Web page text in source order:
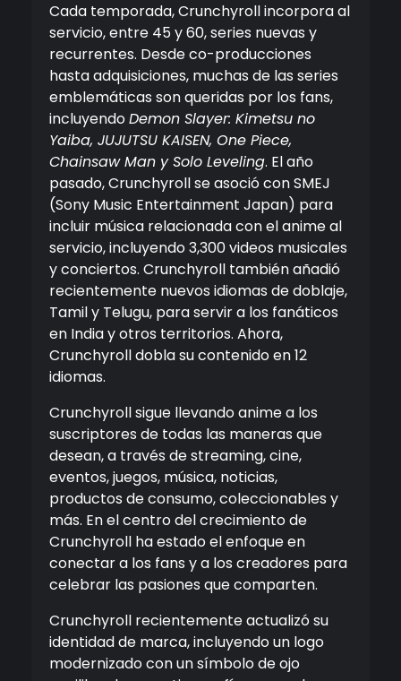
Cada temporada, Crunchyroll incorpora al
servicio, entre 45 y 60, series nuevas y
recurrentes. Desde co-producciones
hasta adquisiciones, muchas de las series
emblemáticas son queridas por los fans,
incluyendoDemon Slayer: Kimetsu no
Yaiba, JUJUTSU KAISEN, One Piece,
Chainsaw Man y Solo Leveling. El año
pasado, Crunchyroll se asoció con SMEJ
(Sony Music Entertainment Japan) para
incluir música relacionada con el anime al
servicio, incluyendo 3,300 videos musicales
y conciertos. Crunchyroll también añadió
recientemente nuevos idiomas de doblaje,
Tamil y Telugu, para servir a los fanáticos
en India y otros territorios. Ahora,
Crunchyroll dobla su contenido en 12
idiomas.
Crunchyroll sigue llevando anime a los
suscriptores de todas las maneras que
desean, a través de streaming, cine,
eventos, juegos, música, noticias,
productos de consumo, coleccionables y
más. En el centro del crecimiento de
Crunchyroll ha estado el enfoque en
conectar a los fans y a los creadores para
celebrar las pasiones que comparten.
Crunchyroll recientemente actualizó su
identidad de marca, incluyendo un logo
modernizado con un símbolo de ojo